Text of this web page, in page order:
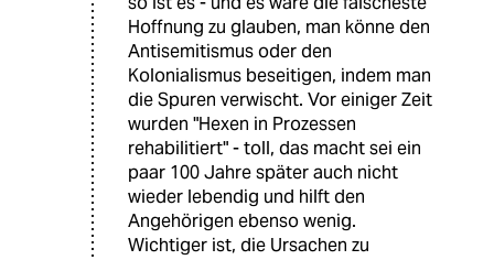
Hoffnung zu glauben, man könne den
Antisemitismus oder den
Kolonialismus beseitigen, indem man
die Spuren verwischt. Vor einiger Zeit
wurden "Hexen in Prozessen
rehabilitiert" - toll, das macht sei ein
paar 100 Jahre später auch nicht
wieder lebendig und hilft den
Angehörigen ebenso wenig.
Wichtiger ist, die Ursachen zu